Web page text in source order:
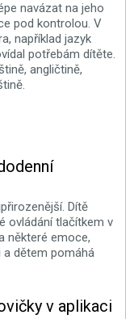
navázat na jeho
pod kontrolou. V
například jazyk
potřebám dítěte.
angličtině,
Dítě
ovládání tlačítkem v
některé emoce,
dětem pomáhá
v aplikaci